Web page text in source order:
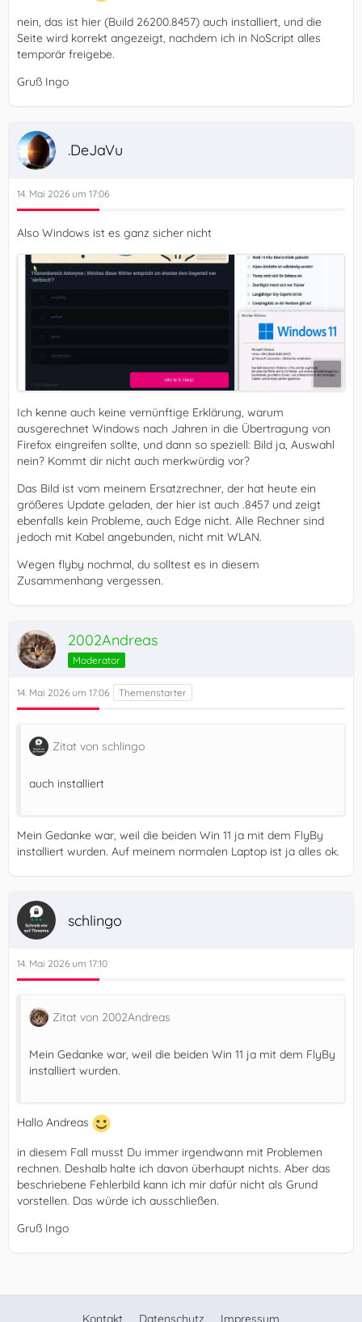
nein, das ist hier (Build 26200.8457) auch installiert, und die
Seite wird korrekt angezeigt, nachdem ich in NoScript alles
temporär freigebe.
Gruß Ingo
.DeJaVu
14. Mai 2026 um 17:06
Also Windows ist es ganz sicher nicht
Ich kenne auch keine vernünftige Erklärung, warum
ausgerechnet Windows nach Jahren in die Übertragung von
Firefox eingreifen sollte, und dann so speziell: Bild ja, Auswahl
nein? Kommt dir nicht auch merkwürdig vor?
Das Bild ist vom meinem Ersatzrechner, der hat heute ein
größeres Update geladen, der hier ist auch .8457 und zeigt
ebenfalls kein Probleme, auch Edge nicht. Alle Rechner sind
jedoch mit Kabel angebunden, nicht mit WLAN.
Wegen flyby nochmal, du solltest es in diesem
Zusammenhang vergessen.
2002Andreas
Moderator
14. Mai 2026 um 17:06
Zitat von schlingo
auch installiert
Mein Gedanke war, weil die beiden Win 11 ja mit dem FlyBy
installiert wurden. Auf meinem normalen Laptop ist ja alles ok.
schlingo
14. Mai 2026 um 17:10
Zitat von 2002Andreas
Mein Gedanke war, weil die beiden Win 11 ja mit dem FlyBy
installiert wurden.
Hallo Andreas
in diesem Fall musst Du immer irgendwann mit Problemen
rechnen. Deshalb halte ich davon überhaupt nichts. Aber das
beschriebene Fehlerbild kann ich mir dafür nicht als Grund
vorstellen. Das würde ich ausschließen.
Gruß Ingo
Kontakt Datenschutz Impressum